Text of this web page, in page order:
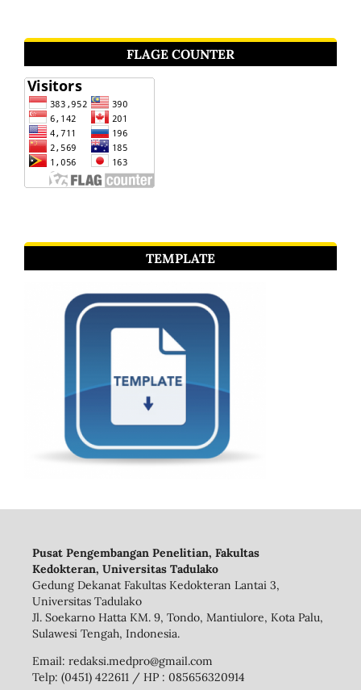
FLAGE COUNTER
TEMPLATE
Pusat Pengembangan Penelitian, Fakultas
Kedokteran, Universitas Tadulako
Gedung Dekanat Fakultas Kedokteran Lantai 3,
Universitas Tadulako
Jl. Soekarno Hatta KM. 9, Tondo, Mantiulore, Kota Palu,
Sulawesi Tengah, Indonesia.
Email: redaksi.medpro@gmail.com
Telp: (0451) 422611 / HP : 085656320914